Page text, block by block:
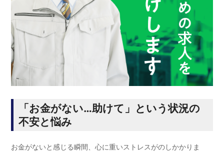
「お金がない…助けて」という状況の
不安と悩み
お金がないと感じる瞬間、心に重いストレスがのしかかりま